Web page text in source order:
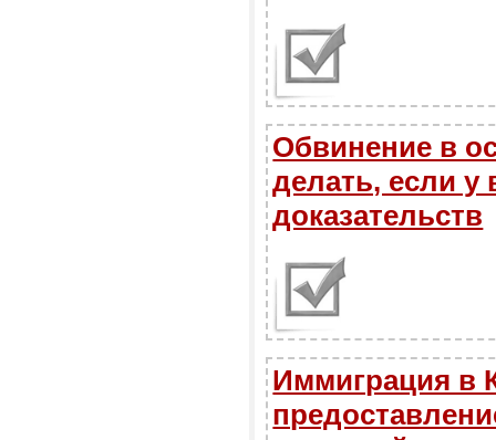
Обвинение в
делать, если у
доказательств
Иммиграция в